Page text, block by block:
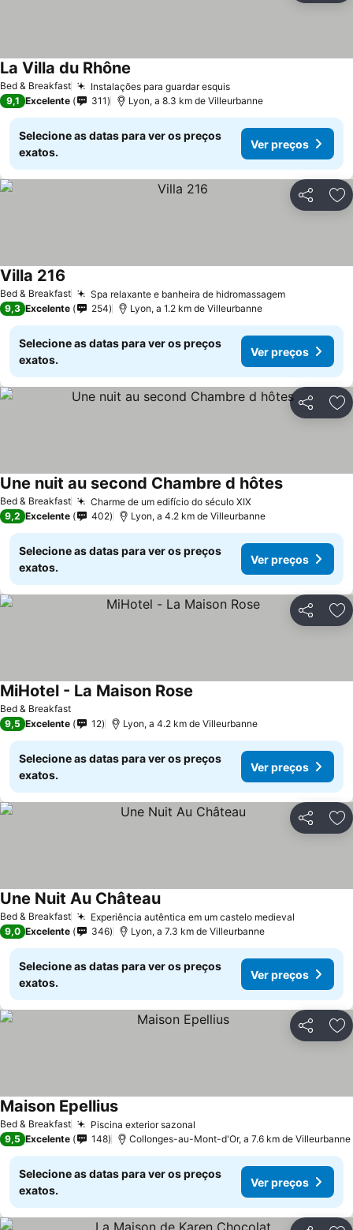
Bed & Breakfast Instalações para guardar esquis
La Villa du Rhône
9,1 Excelente 311 Lyon, a 8.3 km de Villeurbanne
Selecione as datas para ver os preços
exatos.
Ver preços
Partilhar
Bed & Breakfast Spa relaxante e banheira de hidromassagem
Villa 216
9,3 Excelente 254 Lyon, a 1.2 km de Villeurbanne
Selecione as datas para ver os preços
exatos.
Ver preços
Partilhar
Bed & Breakfast Charme de um edifício do século XIX
Une nuit au second Chambre d hôtes
9,2 Excelente 402 Lyon, a 4.2 km de Villeurbanne
Selecione as datas para ver os preços
exatos.
Ver preços
Partilhar
Bed & Breakfast
MiHotel - La Maison Rose
9,5 Excelente 12 Lyon, a 4.2 km de Villeurbanne
Selecione as datas para ver os preços
exatos.
Ver preços
Partilhar
Bed & Breakfast Experiência autêntica em um castelo medieval
Une Nuit Au Château
9,0 Excelente 346 Lyon, a 7.3 km de Villeurbanne
Selecione as datas para ver os preços
exatos.
Ver preços
Partilhar
Bed & Breakfast Piscina exterior sazonal
Maison Epellius
9,5 Excelente 148 Collonges-au-Mont-d'Or, a 7.6 km de Villeurbanne
Selecione as datas para ver os preços
exatos.
Ver preços